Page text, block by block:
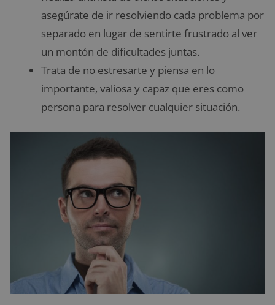
asegúrate de ir resolviendo cada problema por
separado en lugar de sentirte frustrado al ver
un montón de dificultades juntas.
Trata de no estresarte y piensa en lo
importante, valiosa y capaz que eres como
persona para resolver cualquier situación.